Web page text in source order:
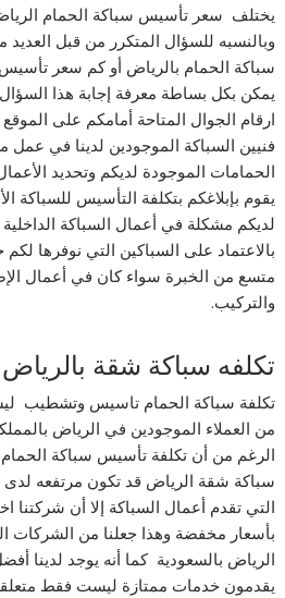
يختلف سعر تأسيس سباكة الحمام
وبالنسبه للسؤال المتكرر من قبل
سباكة الحمام بالرياض أو كم سعر
يمكن بكل بساطة معرفة إجابة هذا
ارقام الجوال المتاحة أمامكم على
فنيين السباكة الموجودين لدينا في عمل
الحمامات الموجودة لديكم وتحديد
يقوم بإبلاغكم بتكلفة التأسيس للسباكة
لديكم مشكلة في أعمال السباكة
بالاعتماد على السباكين التي نوفرها
متسع من الخبرة سواء كان في أعمال
والتركيب.
تكلفه سباكة شقة بالرياض
تكلفة سباكة الحمام تاسيس وتشطيب
من العملاء الموجودين في الرياض
الرغم من أن تكلفة تأسيس سباكة
سباكة شقة الرياض قد تكون مرتفعه لدى
التي تقدم أعمال السباكة إلا أن شركتنا
بأسعار مخفضة وهذا جعلنا من الشركات
الرياض بالسعودية كما أنه يوجد لدينا
يقدمون خدمات ممتازة ليست فقط متعلقة